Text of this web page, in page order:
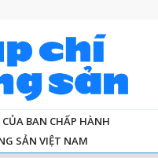
BAN CHẤP HÀNH
SẢN VIỆT NAM